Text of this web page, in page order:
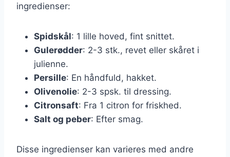
ingredienser:
Spidskål: 1 lille hoved, fint snittet.
Gulerødder: 2-3 stk., revet eller skåret i
julienne.
Persille: En håndfuld, hakket.
Olivenolie: 2-3 spsk. til dressing.
Citronsaft: Fra 1 citron for friskhed.
Salt og peber: Efter smag.
Disse ingredienser kan varieres med andre